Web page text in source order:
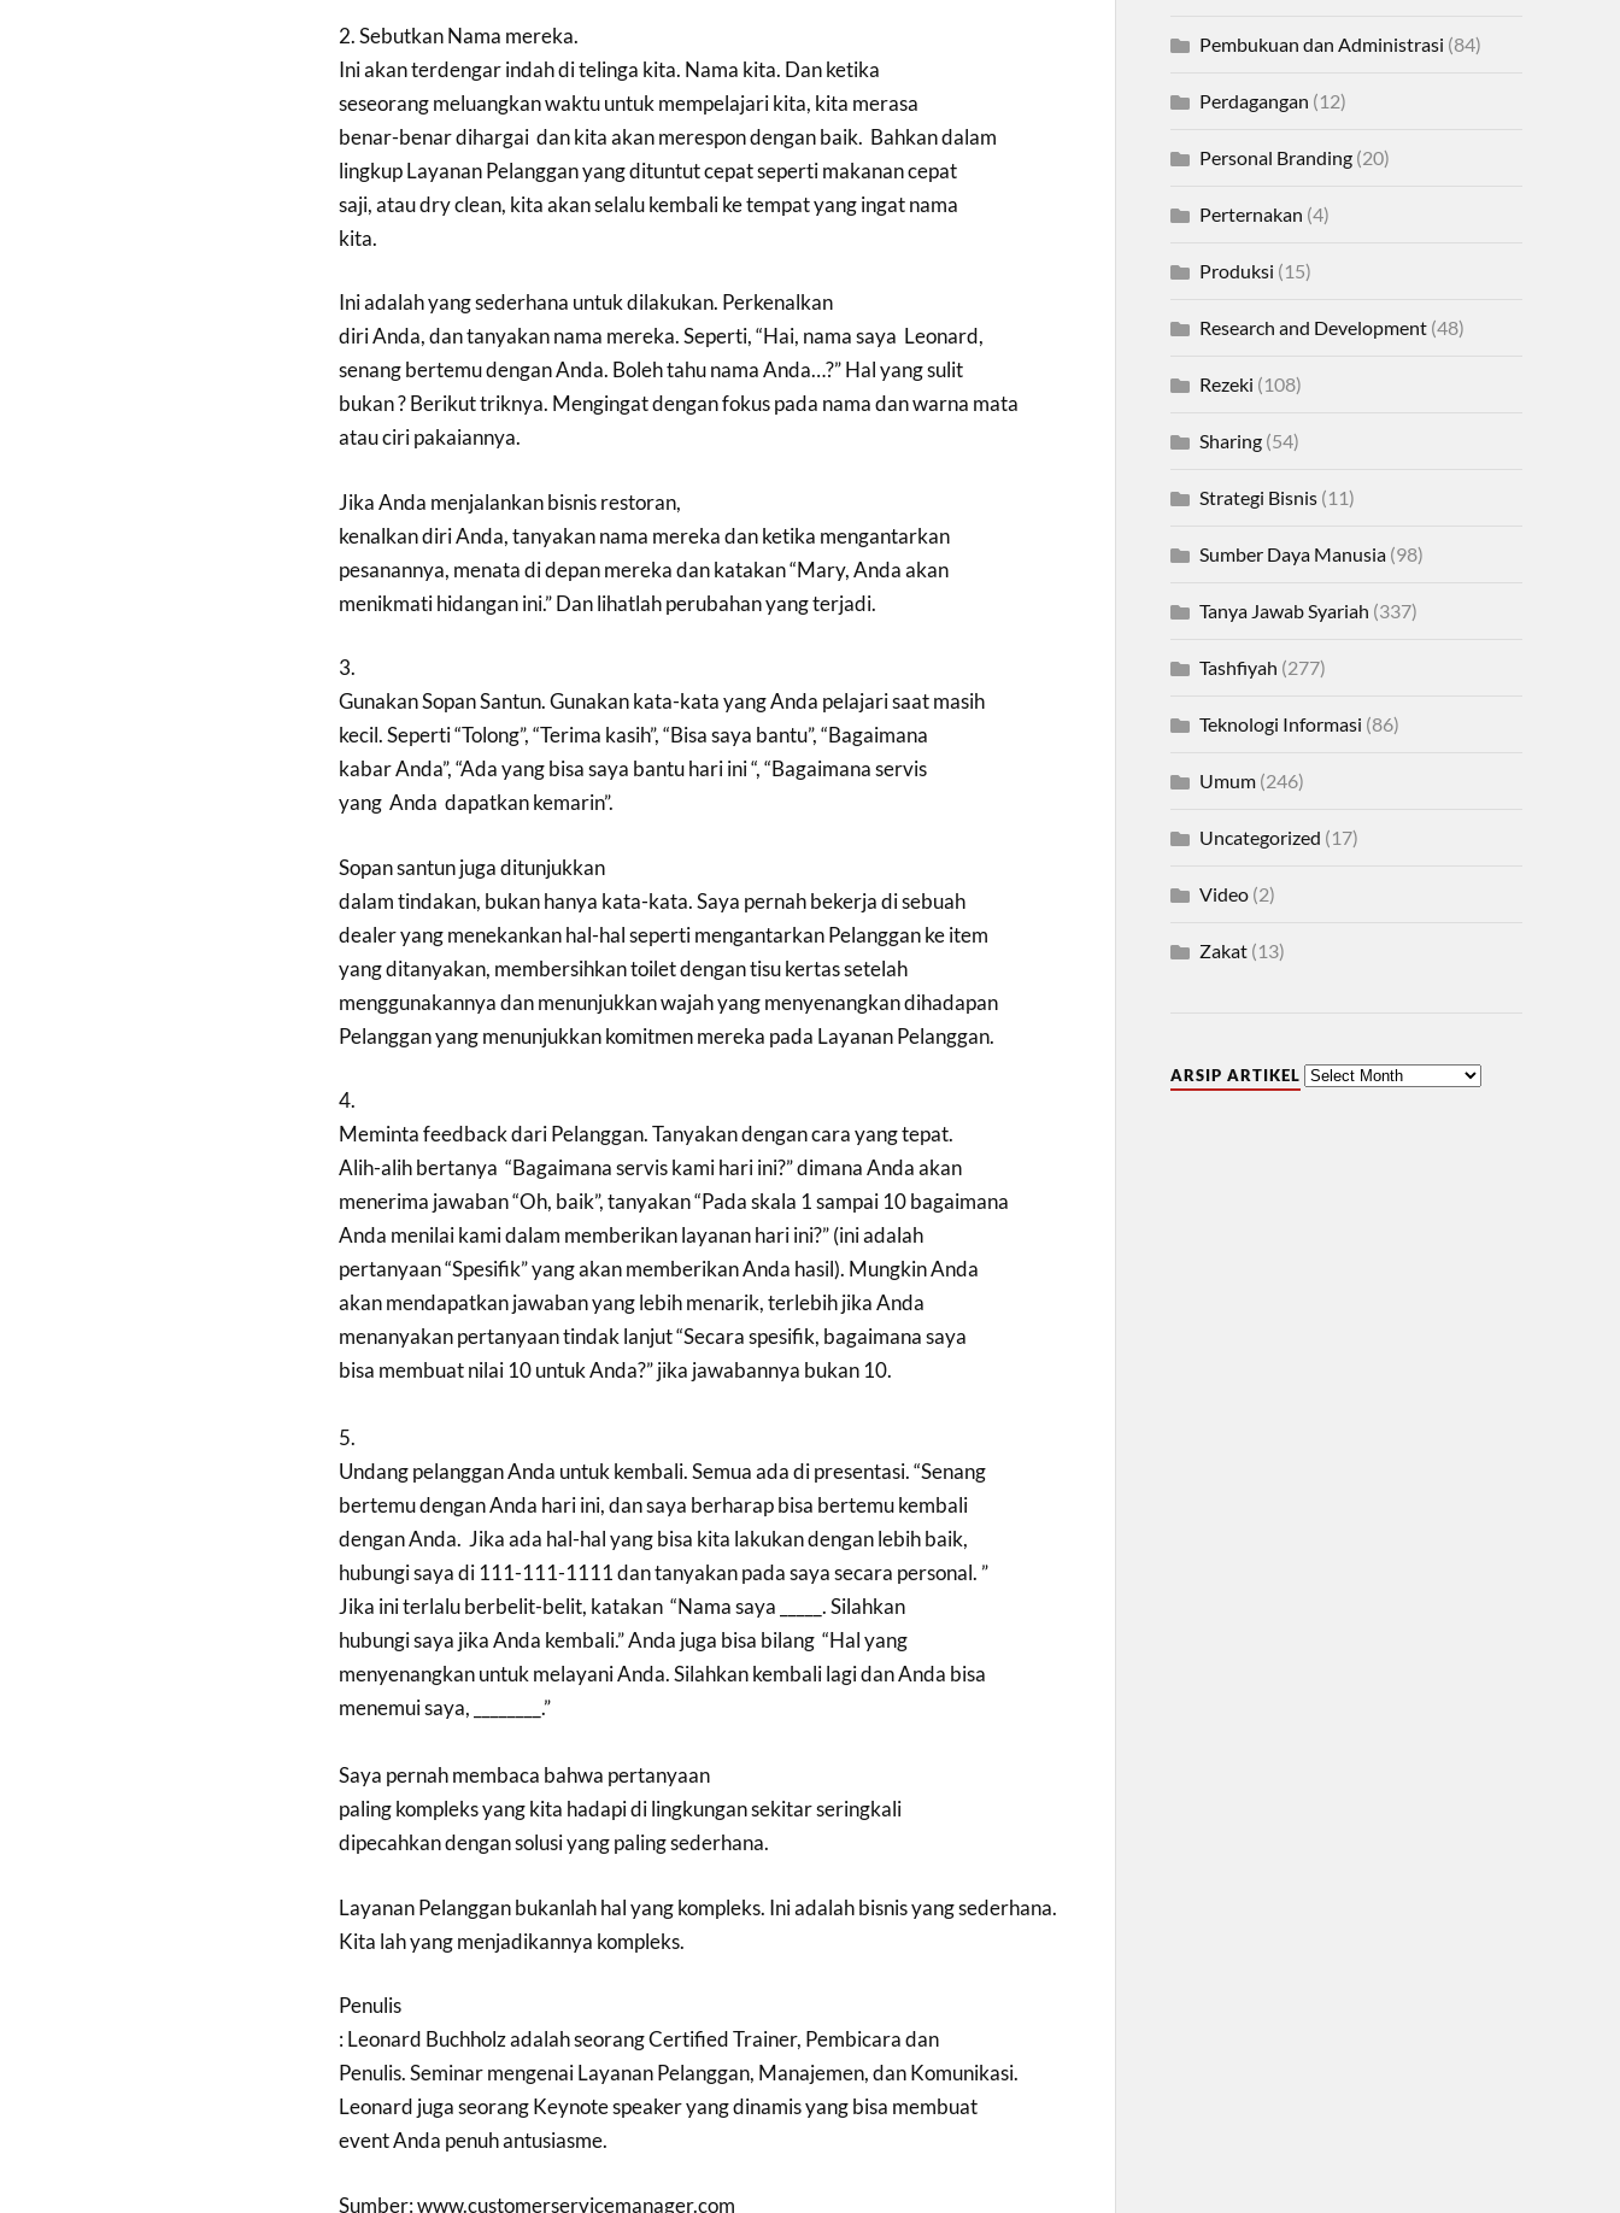
2. Sebutkan Nama mereka.
Ini akan terdengar indah di telinga kita. Nama kita. Dan ketika
seseorang meluangkan waktu untuk mempelajari kita, kita merasa
benar-benar dihargai dan kita akan merespon dengan baik. Bahkan dalam
lingkup Layanan Pelanggan yang dituntut cepat seperti makanan cepat
saji, atau dry clean, kita akan selalu kembali ke tempat yang ingat nama
kita.
Ini adalah yang sederhana untuk dilakukan. Perkenalkan
diri Anda, dan tanyakan nama mereka. Seperti, “Hai, nama saya Leonard,
senang bertemu dengan Anda. Boleh tahu nama Anda…?” Hal yang sulit
bukan ? Berikut triknya. Mengingat dengan fokus pada nama dan warna mata
atau ciri pakaiannya.
Jika Anda menjalankan bisnis restoran,
kenalkan diri Anda, tanyakan nama mereka dan ketika mengantarkan
pesanannya, menata di depan mereka dan katakan “Mary, Anda akan
menikmati hidangan ini.” Dan lihatlah perubahan yang terjadi.
3.
Gunakan Sopan Santun. Gunakan kata-kata yang Anda pelajari saat masih
kecil. Seperti “Tolong”, “Terima kasih”, “Bisa saya bantu”, “Bagaimana
kabar Anda”, “Ada yang bisa saya bantu hari ini “, “Bagaimana servis
yang Anda dapatkan kemarin”.
Sopan santun juga ditunjukkan
dalam tindakan, bukan hanya kata-kata. Saya pernah bekerja di sebuah
dealer yang menekankan hal-hal seperti mengantarkan Pelanggan ke item
yang ditanyakan, membersihkan toilet dengan tisu kertas setelah
menggunakannya dan menunjukkan wajah yang menyenangkan dihadapan
Pelanggan yang menunjukkan komitmen mereka pada Layanan Pelanggan.
4.
Meminta feedback dari Pelanggan. Tanyakan dengan cara yang tepat.
Alih-alih bertanya “Bagaimana servis kami hari ini?” dimana Anda akan
menerima jawaban “Oh, baik”, tanyakan “Pada skala 1 sampai 10 bagaimana
Anda menilai kami dalam memberikan layanan hari ini?” (ini adalah
pertanyaan “Spesifik” yang akan memberikan Anda hasil). Mungkin Anda
akan mendapatkan jawaban yang lebih menarik, terlebih jika Anda
menanyakan pertanyaan tindak lanjut “Secara spesifik, bagaimana saya
bisa membuat nilai 10 untuk Anda?” jika jawabannya bukan 10.
5.
Undang pelanggan Anda untuk kembali. Semua ada di presentasi. “Senang
bertemu dengan Anda hari ini, dan saya berharap bisa bertemu kembali
dengan Anda. Jika ada hal-hal yang bisa kita lakukan dengan lebih baik,
hubungi saya di 111-111-1111 dan tanyakan pada saya secara personal. ”
Jika ini terlalu berbelit-belit, katakan “Nama saya _____. Silahkan
hubungi saya jika Anda kembali.” Anda juga bisa bilang “Hal yang
menyenangkan untuk melayani Anda. Silahkan kembali lagi dan Anda bisa
menemui saya, ________.”
Saya pernah membaca bahwa pertanyaan
paling kompleks yang kita hadapi di lingkungan sekitar seringkali
dipecahkan dengan solusi yang paling sederhana.
Layanan Pelanggan bukanlah hal yang kompleks. Ini adalah bisnis yang sederhana.
Kita lah yang menjadikannya kompleks.
Penulis
: Leonard Buchholz adalah seorang Certified Trainer, Pembicara dan
Penulis. Seminar mengenai Layanan Pelanggan, Manajemen, dan Komunikasi.
Leonard juga seorang Keynote speaker yang dinamis yang bisa membuat
event Anda penuh antusiasme.
Sumber: www.customerservicemanager.com
Pembukuan dan Administrasi (84)
Perdagangan (12)
Personal Branding(20)
Perternakan (4)
Produksi (15)
Research and Development(48)
Rezeki (108)
Sharing(54)
Strategi Bisnis(11)
Sumber Daya Manusia(98)
Tanya Jawab Syariah (337)
Tashfiyah (277)
Teknologi Informasi (86)
Umum(246)
Uncategorized (17)
Video(2)
Zakat(13)
ARSIP ARTIKEL